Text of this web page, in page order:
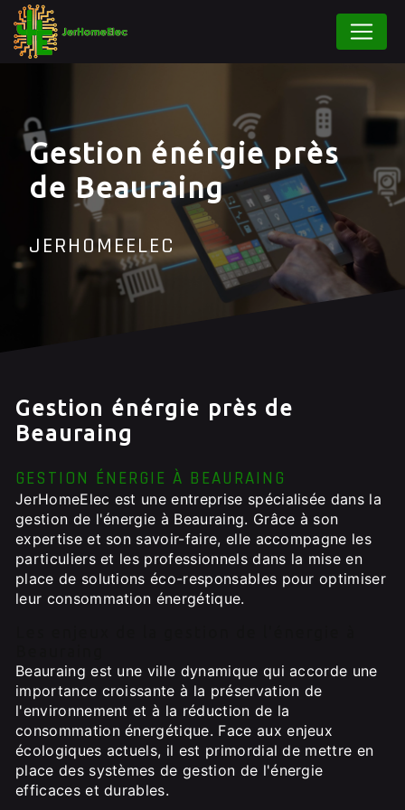
Gestion énérgie près
de Beauraing
JERHOMEELEC
Gestion énérgie près de
Beauraing
GESTION ÉNERGIE À BEAURAING
JerHomeElec est une entreprise spécialisée dans la
gestion de l'énergie à Beauraing. Grâce à son
expertise et son savoir-faire, elle accompagne les
particuliers et les professionnels dans la mise en
place de solutions éco-responsables pour optimiser
leur consommation énergétique.
Beauraing est une ville dynamique qui accorde une
importance croissante à la préservation de
l'environnement et à la réduction de la
consommation énergétique. Face aux enjeux
écologiques actuels, il est primordial de mettre en
place des systèmes de gestion de l'énergie
efficaces et durables.
Panneau de gestion des cookies